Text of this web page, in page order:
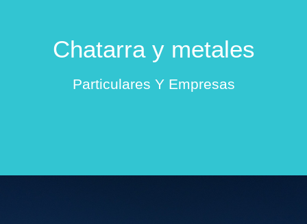
Chatarra y metales
Particulares Y Empresas